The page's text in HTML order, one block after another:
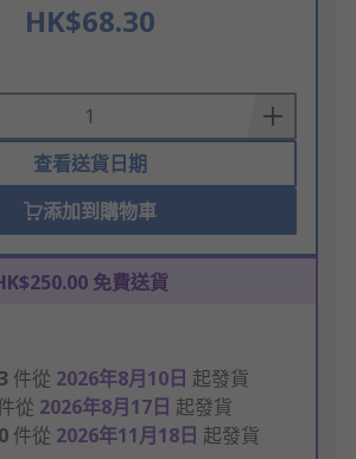
HK$68.30
查看送貨日期
添加到購物車
免費送貨
件從 2026年8月10日 起發貨
從 2026年8月17日 起發貨
件從 2026年11月18日 起發貨